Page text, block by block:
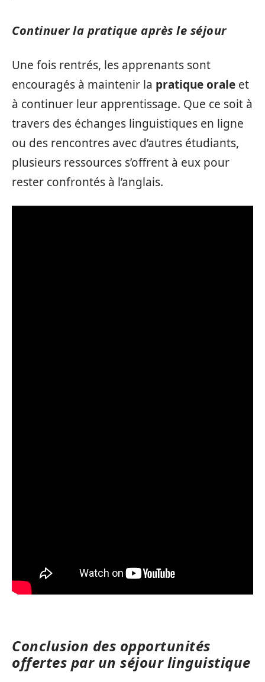
Continuer la pratique après le séjour
Une fois rentrés, les apprenants sont
encouragés à maintenir la pratique orale et
à continuer leur apprentissage. Que ce soit à
travers des échanges linguistiques en ligne
ou des rencontres avec d’autres étudiants,
plusieurs ressources s’offrent à eux pour
rester confrontés à l’anglais.
Conclusion des opportunités
offertes par un séjour linguistique